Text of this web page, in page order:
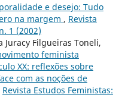
e desejo: Tudo
na margem , Revista
1 (2002)
Juracy Filgueiras Toneli,
feminista
XX: reflexões sobre
com as noções de
Revista Estudos Feministas: